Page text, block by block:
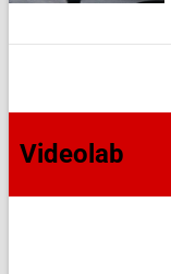
Videolab